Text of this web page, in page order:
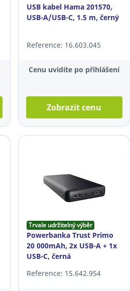
USB kabel Hama 201570,
USB-A/USB-C, 1.5 m, černý
Reference: 16.603.045
Cenu uvidíte po přihlášení
Zobrazit cenu
Trvale udržitelný výběr
Powerbanka Trust Primo
20 000mAh, 2x USB-A + 1x
USB-C, černá
Reference: 15.642.954